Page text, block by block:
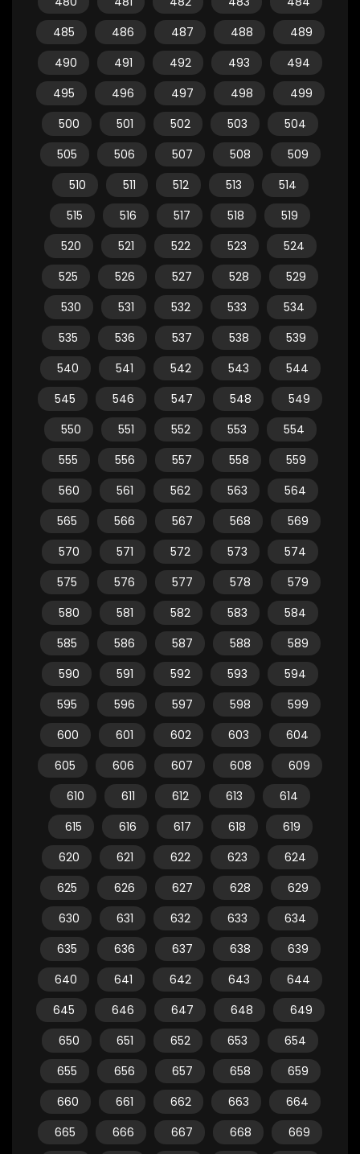
485
486 487 488
489
490
491 492 493
494
495
496 497 498
499
500
501 502 503
504
505
506 507 508
509
510
511 512 513
514
515
516 517 518
519
520
521 522 523
524
525
526 527 528
529
530
531 532 533
534
535
536 537 538
539
540
541 542 543
544
545
546 547 548
549
550
551 552 553
554
555
556 557 558
559
560
561 562 563
564
565
566 567 568
569
570
571 572 573
574
575
576 577 578
579
580
581 582 583
584
585
586 587 588
589
590
591 592 593
594
595
596 597 598
599
600
601 602 603
604
605
606 607 608
609
610
611 612 613
614
615
616 617 618
619
620
621 622 623
624
625
626 627 628
629
630
631 632 633
634
635
636 637 638
639
640
641 642 643
644
645
646 647 648
649
650
651 652 653
654
655
656 657 658
659
660
661 662 663
664
665
666 667 668
669